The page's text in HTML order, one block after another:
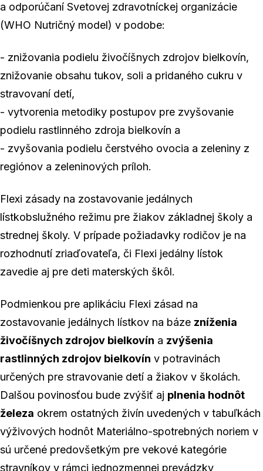
a odporúčaní Svetovej zdravotníckej organizácie
(WHO Nutričný model) v podobe:
- znižovania podielu živočíšnych zdrojov bielkovín,
znižovanie obsahu tukov, soli a pridaného cukru v
stravovaní detí,
- vytvorenia metodiky postupov pre zvyšovanie
podielu rastlinného zdroja bielkovín a
- zvyšovania podielu čerstvého ovocia a zeleniny z
regiónov a zeleninových príloh.
Flexi zásady na zostavovanie jedálnych
lístkobslužného režimu pre žiakov základnej školy a
strednej školy. V prípade požiadavky rodičov je na
rozhodnutí zriaďovateľa, či Flexi jedálny lístok
zavedie aj pre deti materských škôl.
Podmienkou pre aplikáciu Flexi zásad na
zostavovanie jedálnych lístkov na báze zníženia
živočíšnych zdrojov bielkovín a zvýšenia
rastlinných zdrojov bielkovín v potravinách
určených pre stravovanie detí a žiakov v školách.
Dalšou povinosťou bude zvýšiť aj plnenia hodnôt
železa okrem ostatných živín uvedených v tabuľkách
výživových hodnôt Materiálno-spotrebných noriem v
sú určené predovšetkým pre vekové kategórie
stravníkov v rámci jednozmennej prevádzky